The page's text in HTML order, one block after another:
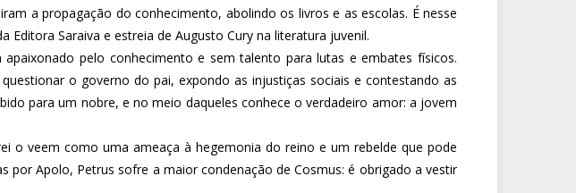
a propagação do conhecimento, abolindo os livros e as escolas. É nesse
Editora Saraiva e estreia de Augusto Cury na literatura juvenil.
pelo conhecimento e sem talento para lutas e embates físicos.
o governo do pai, expondo as injustiças sociais e contestando as
para um nobre, e no meio daqueles conhece o verdadeiro amor: a jovem
o veem como uma ameaça à hegemonia do reino e um rebelde que pode
Apolo, Petrus sofre a maior condenação de Cosmus: é obrigado a vestir